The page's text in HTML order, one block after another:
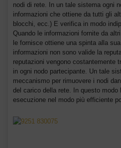
nodi di rete. In un tale sistema ogni
informazioni che ottiene da tutti gli
blocchi, ecc.) E verifica in modo
Quando le informazioni fornite da
le fornisce ottiene una spinta alla
informazioni non sono valide la
reputazioni vengono costantemente
in ogni nodo partecipante. Un tale
meccanismo per rimuovere i nodi
del carico della rete. In questo modo
esecuzione nel modo più efficiente